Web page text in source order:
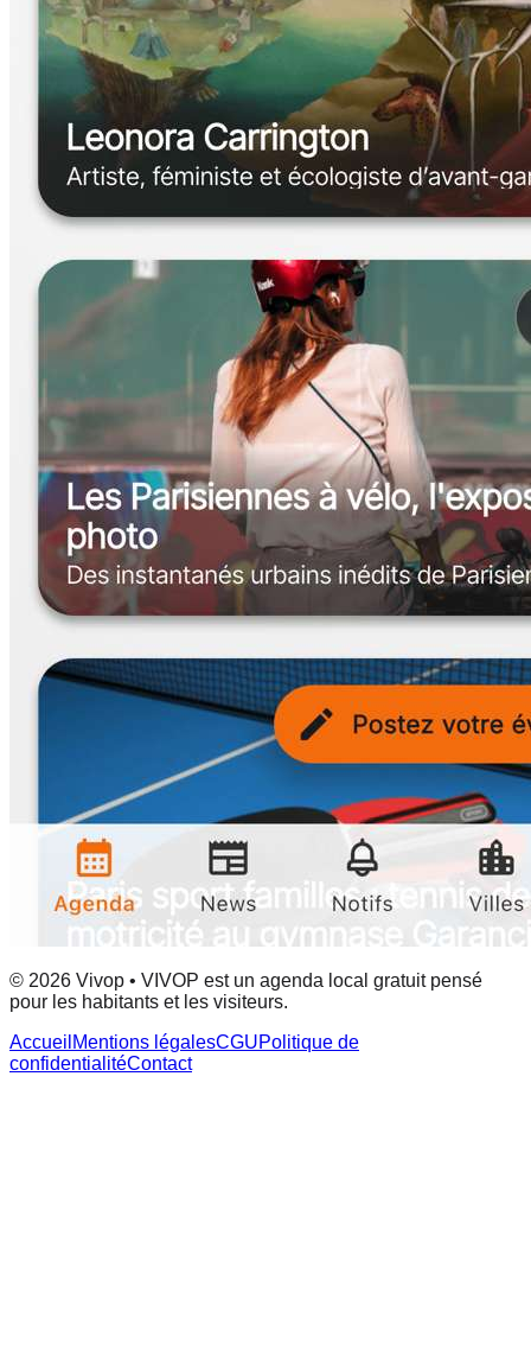
© 2026 Vivop • VIVOP est un agenda local gratuit pensé
pour les habitants et les visiteurs.
Accueil Mentions légalesCGUPolitique de
confidentialitéContact